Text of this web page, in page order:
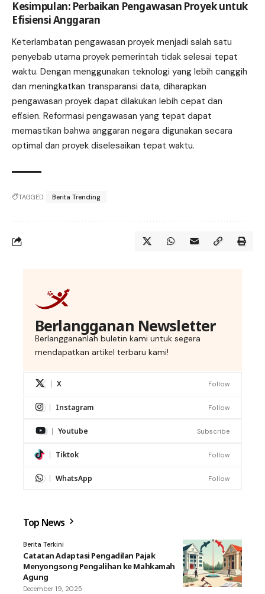
Kesimpulan: Perbaikan Pengawasan Proyek untuk
Efisiensi Anggaran
Keterlambatan pengawasan proyek menjadi salah satu
penyebab utama proyek pemerintah tidak selesai tepat
waktu. Dengan menggunakan teknologi yang lebih canggih
dan meningkatkan transparansi data, diharapkan
pengawasan proyek dapat dilakukan lebih cepat dan
efisien. Reformasi pengawasan yang tepat dapat
memastikan bahwa anggaran negara digunakan secara
optimal dan proyek diselesaikan tepat waktu.
TAGGED: Berita Trending
Berlangganan Newsletter
Berlanggananlah buletin kami untuk segera
mendapatkan artikel terbaru kami!
X Follow
Instagram Follow
Youtube Subscribe
Tiktok Follow
WhatsApp Follow
Top News
Berita Terkini
Catatan Adaptasi Pengadilan Pajak
Menyongsong Pengalihan ke Mahkamah
Agung
December 19, 2025